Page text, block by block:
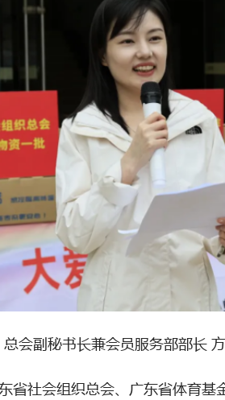
总会副秘书长兼会员服务部部长
省社会组织总会、广东省体育基